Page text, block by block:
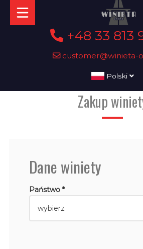
+48 33 813
customer@winieta-
Polski
Zakup
Dane winiety
Państwo *